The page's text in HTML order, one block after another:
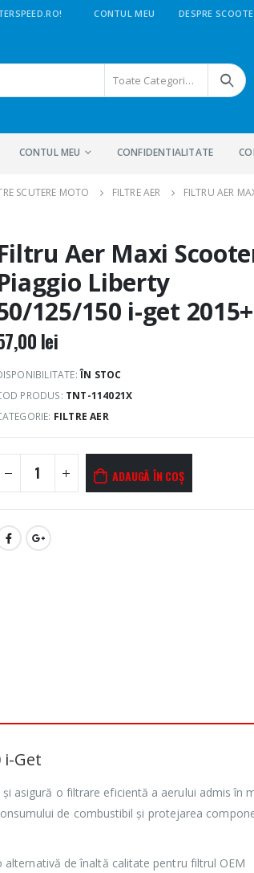
CONTUL MEU DESPRE
Toate Categoriile
CONTUL MEU CONFIDENTIALITATE
SCUTERE MOTO FILTRE AER FILTRU AER
Aer Maxi
Liberty
125/150 i-get 2015+
lei
ÎN STOC
PRODUS: TNT-114021X
FILTRE AER
ADAUGĂ ÎN COȘ
i-Get
asigură o filtrare eficientă a aerului admis în
de combustibil și protejarea
de înaltă calitate pentru filtrul OEM